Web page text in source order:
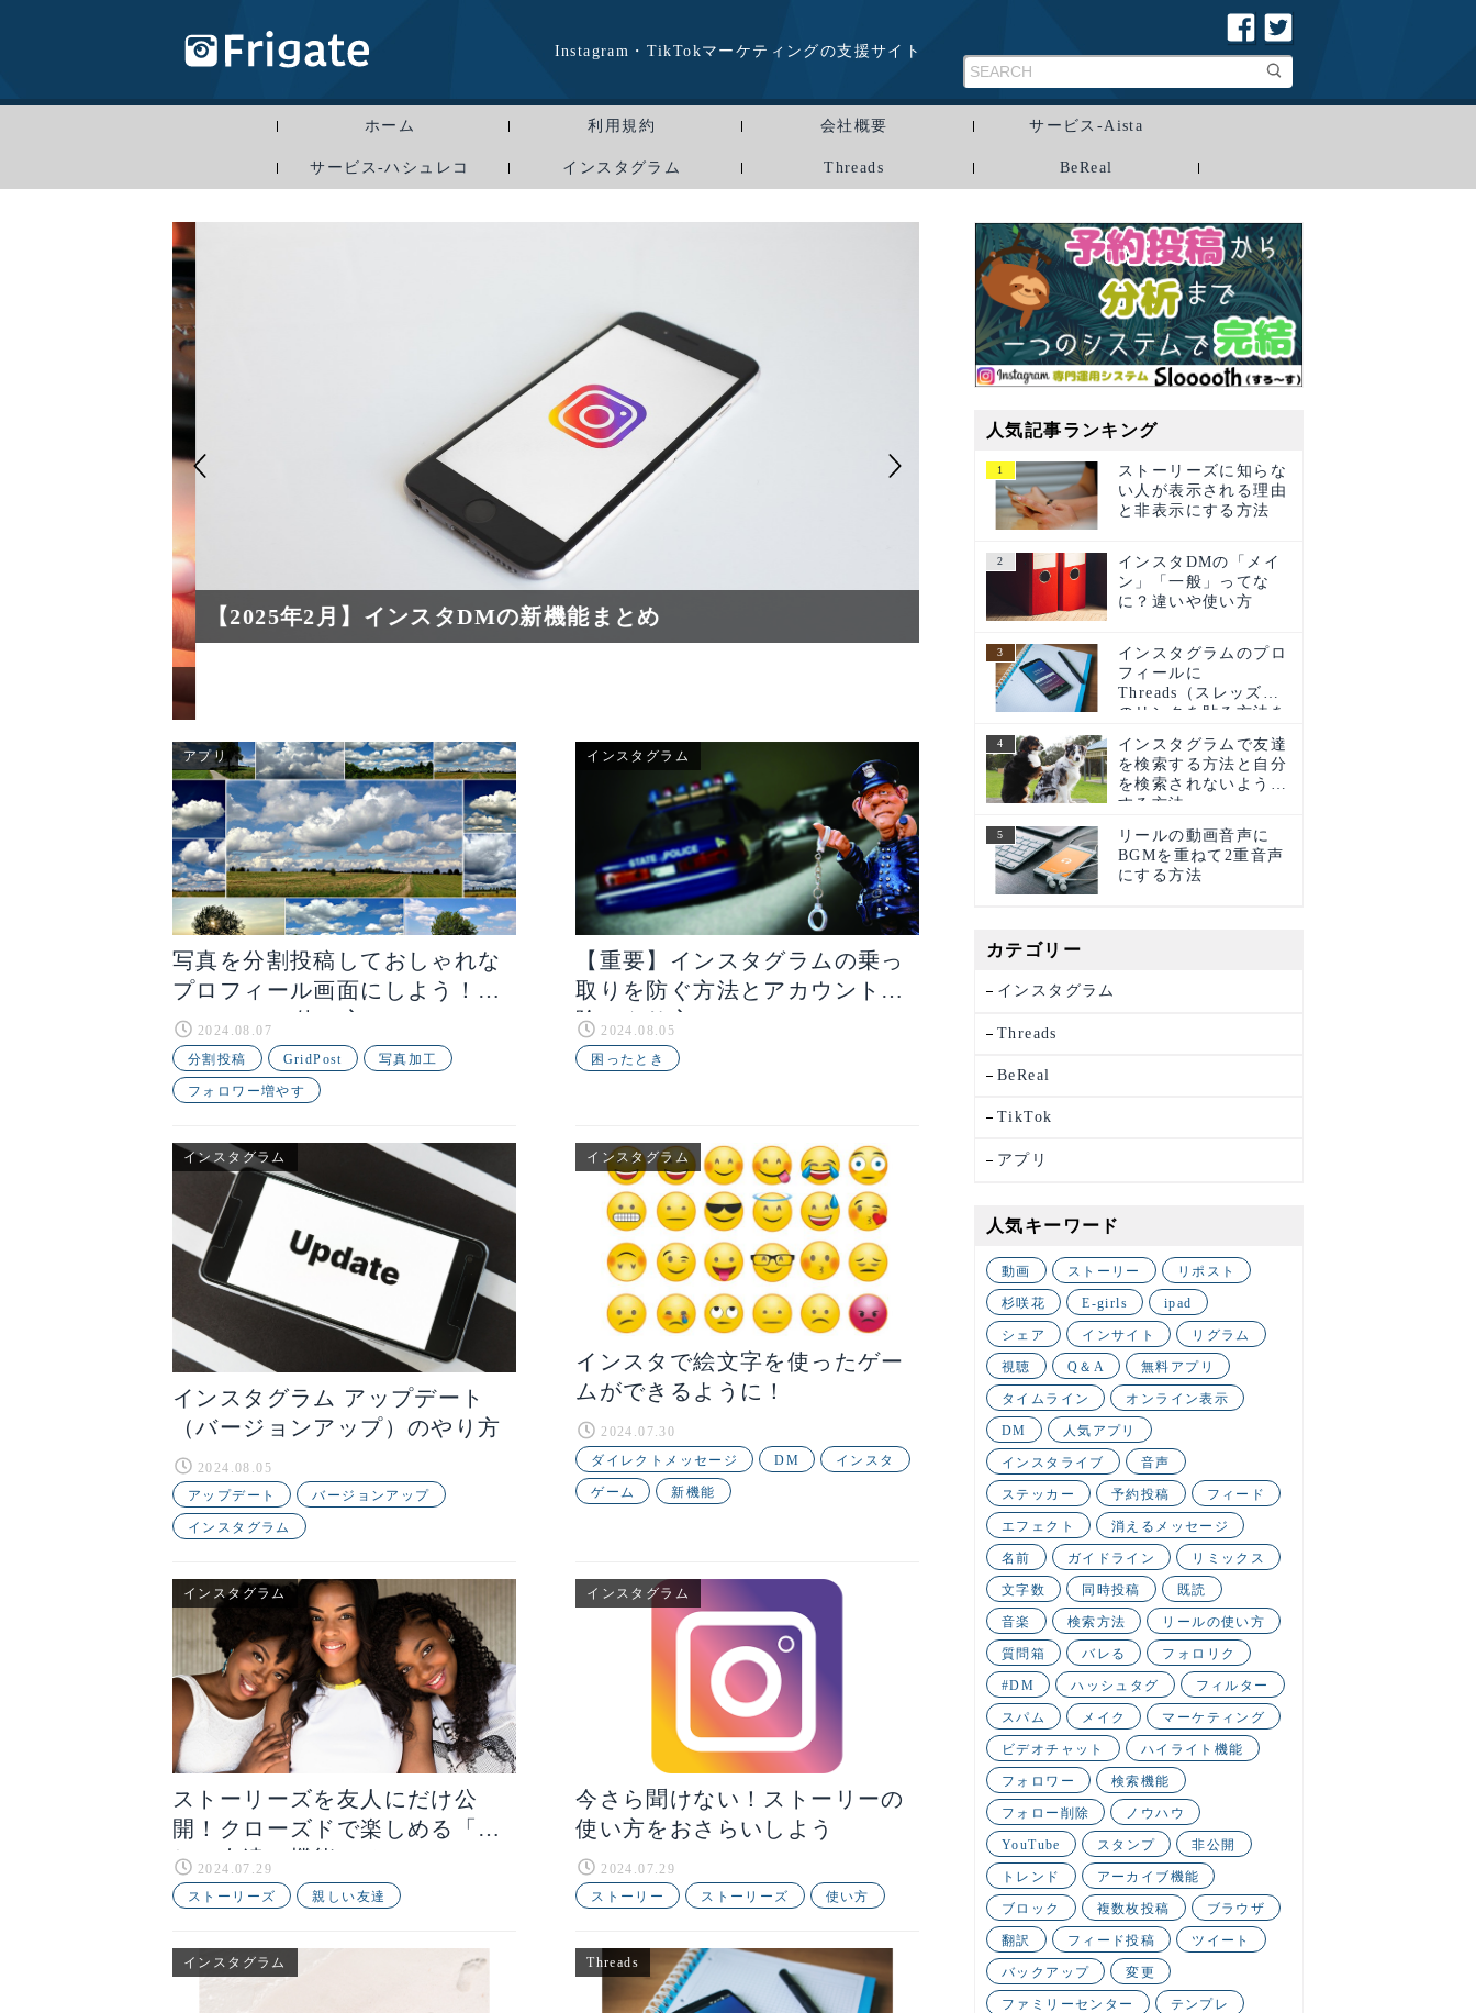
Instagram・TikTokマーケティングの支援サイト
ホーム 利用規約 会社概要 サービス-Aista
サービス-ハシュレコ インスタグラム Threads BeReal
【2025年2月】インスタDMの新機能まとめ 【2025年1月】インスタグラムの変更点まとめ
アプリ
写真を分割投稿しておしゃれな
プロフィール画面にしよう！
Grid Postの使い方
2024.08.07
分割投稿
GridPost 写真加工
フォロワー増やす
インスタグラム
【重要】インスタグラムの乗っ
取りを防ぐ方法とアカウント解
除のやり方
2024.08.05
困ったとき
インスタグラム
インスタグラム アップデート
（バージョンアップ）のやり方
2024.08.05
アップデート
バージョンアップ
インスタグラム
インスタグラム
インスタで絵文字を使ったゲー
ムができるように！
2024.07.30
ダイレクトメッセージ
DM インスタ
ゲーム 新機能
インスタグラム
ストーリーズを友人にだけ公
開！クローズドで楽しめる「親
しい友達」機能とは
2024.07.29
ストーリーズ
親しい友達
インスタグラム
今さら聞けない！ストーリーの
使い方をおさらいしよう
2024.07.29
ストーリー
ストーリーズ 使い方
インスタグラム Threads
人気記事ランキング
ストーリーズに知らな
い人が表示される理由
と非表示にする方法
インスタDMの「メイ
ン」「一般」ってな
に？違いや使い方
インスタグラムのプロ
フィールに
Threads（スレッズ）
のリンクを貼る方法を
インスタグラムで友達
を検索する方法と自分
を検索されないように
する方法
リールの動画音声に
BGMを重ねて2重音声
にする方法
カテゴリー
インスタグラム
Threads
BeReal
TikTok
アプリ
人気キーワード
動画 ストーリー リポスト
杉咲花 E-girls ipad
シェア インサイト リグラム
視聴 Q＆A 無料アプリ
タイムライン オンライン表示
DM 人気アプリ
インスタライブ 音声
ステッカー 予約投稿 フィード
エフェクト 消えるメッセージ
名前 ガイドライン リミックス
文字数 同時投稿 既読
音楽 検索方法 リールの使い方
質問箱 バレる フォロリク
#DM ハッシュタグ フィルター
スパム メイク マーケティング
ビデオチャット ハイライト機能
フォロワー 検索機能
フォロー削除 ノウハウ
YouTube スタンプ 非公開
トレンド アーカイブ機能
ブロック 複数枚投稿 ブラウザ
翻訳 フィード投稿 ツイート
バックアップ 変更
ファミリーセンター テンプレ